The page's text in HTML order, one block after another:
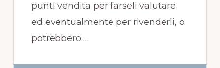
punti vendita per farseli valutare
ed eventualmente per rivenderli, o
potrebbero …